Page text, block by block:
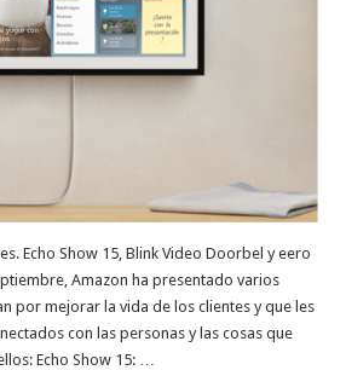
Echo Show 15, Blink Video Doorbel y eero
Amazon ha presentado varios
por mejorar la vida de los clientes y que les
con las personas y las cosas que
Echo Show 15: …